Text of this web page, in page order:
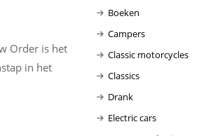
Order is het
in het
Boeken
Campers
Classic motorcycles
Classics
Drank
Electric cars